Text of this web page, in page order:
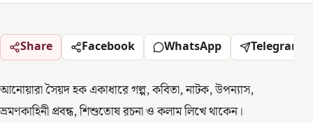
Share Facebook WhatsApp Telegram
আনোয়ারা সৈয়দ হক একাধারে গল্প, কবিতা, নাটক, উপন্যাস,
ভ্রমণকাহিনী প্রবন্ধ, শিশুতোষ রচনা ও কলাম লিখে থাকেন।